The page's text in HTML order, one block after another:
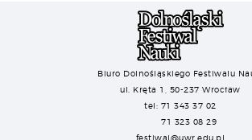
Biuro Dolnośląskiego Festiwalu
ul. Kręta 1, 50-237 Wrocław
tel: 71 343 37 02
71 323 08 29
festiwal@uwr.edu.pl